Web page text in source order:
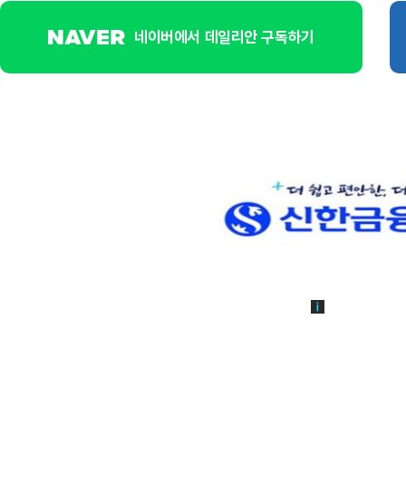
네이버에서 데일리안 구독하기